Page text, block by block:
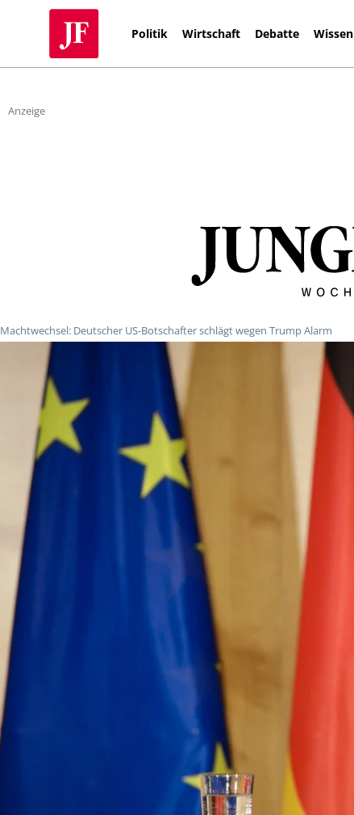
Politik Wirtschaft Debatte Wissen
Anzeige
Machtwechsel: Deutscher US-Botschafter schlägt wegen Trump Alarm